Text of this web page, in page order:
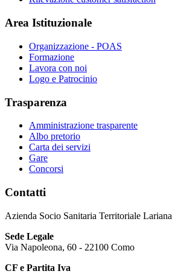
Area Istituzionale
Organizzazione - POAS
Formazione
Lavora con noi
Logo e Patrocinio
Trasparenza
Amministrazione trasparente
Albo pretorio
Carta dei servizi
Gare
Concorsi
Contatti
Azienda Socio Sanitaria Territoriale Lariana
Sede Legale
Via Napoleona, 60 - 22100 Como
CF e Partita Iva